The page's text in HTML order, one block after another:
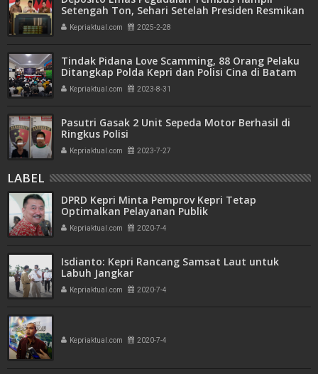
Setengah Ton, Sehari Setelah Presiden Resmikan
Bank Emas
Kepriaktual.com 2025-2-28
Tindak Pidana Love Scamming, 88 Orang Pelaku
Ditangkap Polda Kepri dan Polisi Cina di Batam
Kepriaktual.com 2023-8-31
Pasutri Gasak 2 Unit Sepeda Motor Berhasil di
Ringkus Polisi
Kepriaktual.com 2023-7-27
LABEL
DPRD Kepri Minta Pemprov Kepri Tetap
Optimalkan Pelayanan Publik
Kepriaktual.com 2020-7-4
Isdianto: Kepri Rancang Samsat Laut untuk
Labuh Jangkar
Kepriaktual.com 2020-7-4
Kepriaktual.com 2020-7-4